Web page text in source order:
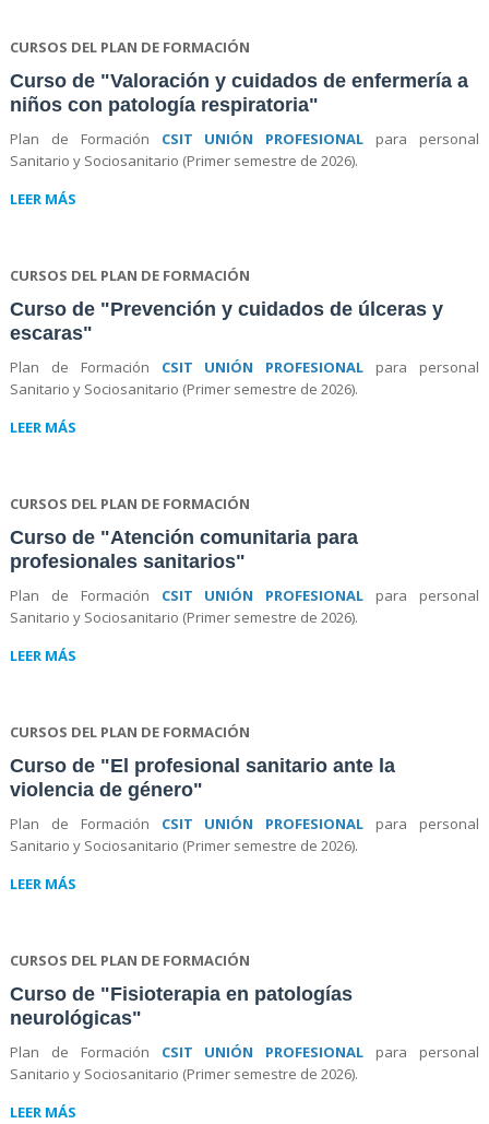
CURSOS DEL PLAN DE FORMACIÓN
Curso de "Valoración y cuidados de enfermería a
niños con patología respiratoria"
Plan de Formación CSIT UNIÓN PROFESIONAL para personal
Sanitario y Sociosanitario (Primer semestre de 2026).
LEER MÁS
CURSOS DEL PLAN DE FORMACIÓN
Curso de "Prevención y cuidados de úlceras y
escaras"
Plan de Formación CSIT UNIÓN PROFESIONAL para personal
Sanitario y Sociosanitario (Primer semestre de 2026).
LEER MÁS
CURSOS DEL PLAN DE FORMACIÓN
Curso de "Atención comunitaria para
profesionales sanitarios"
Plan de Formación CSIT UNIÓN PROFESIONAL para personal
Sanitario y Sociosanitario (Primer semestre de 2026).
LEER MÁS
CURSOS DEL PLAN DE FORMACIÓN
Curso de "El profesional sanitario ante la
violencia de género"
Plan de Formación CSIT UNIÓN PROFESIONAL para personal
Sanitario y Sociosanitario (Primer semestre de 2026).
LEER MÁS
CURSOS DEL PLAN DE FORMACIÓN
Curso de "Fisioterapia en patologías
neurológicas"
Plan de Formación CSIT UNIÓN PROFESIONAL para personal
Sanitario y Sociosanitario (Primer semestre de 2026).
LEER MÁS